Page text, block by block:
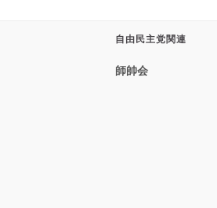
自由民主党関連
師帥会